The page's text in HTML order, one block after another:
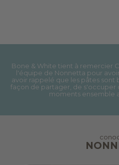
Bone & White tient à remercier
l'équipe de Nonnetta pour
avoir rappelé que les pâtes sont
façon de partager, de s'occuper
moments ensemble